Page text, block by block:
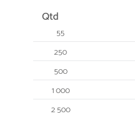
Qtd
55
250
500
1 000
2 500